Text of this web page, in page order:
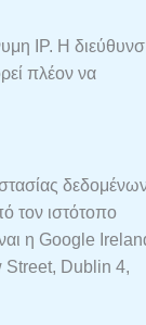
IP. Η
πλέον να
τον ιστότοπο
η Google
Street, Dublin 4,